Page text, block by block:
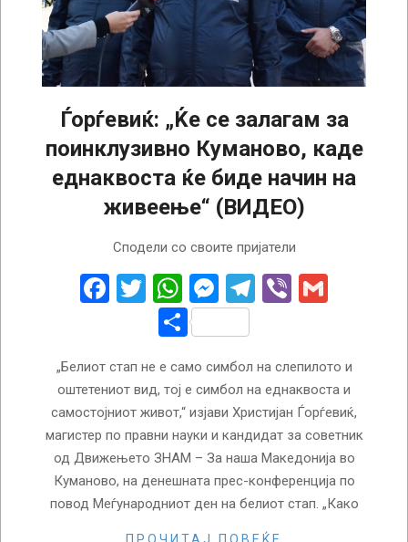
Ѓорѓевиќ: „Ќе се залагам за
поинклузивно Куманово, каде
еднаквоста ќе биде начин на
живеење“ (ВИДЕО)
Сподели со своите пријатели
Facebook
Twitter
WhatsApp
Messenger
Telegram
Viber
Share
„Белиот стап не е само симбол на слепилото и
оштетениот вид, тој е симбол на еднаквоста и
самостојниот живот,“ изјави Христијан Ѓорѓевиќ,
магистер по правни науки и кандидат за советник
од Движењето ЗНАМ – За наша Македонија во
Куманово, на денешната прес-конференција по
повод Меѓународниот ден на белиот стап. „Како
ПРОЧИТАЈ ПОВЕЌЕ